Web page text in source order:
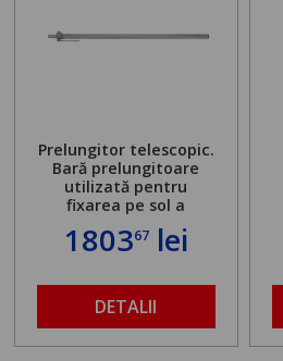
Prelungitor telescopic.
Bară prelungitoare
utilizată pentru
fixarea pe sol a
standului mașinii de
găurit în locul
maximă admisă de 500
kg și înălțime reglabilă
de la 1,8 la 2,9 m
180367lei
DETALII